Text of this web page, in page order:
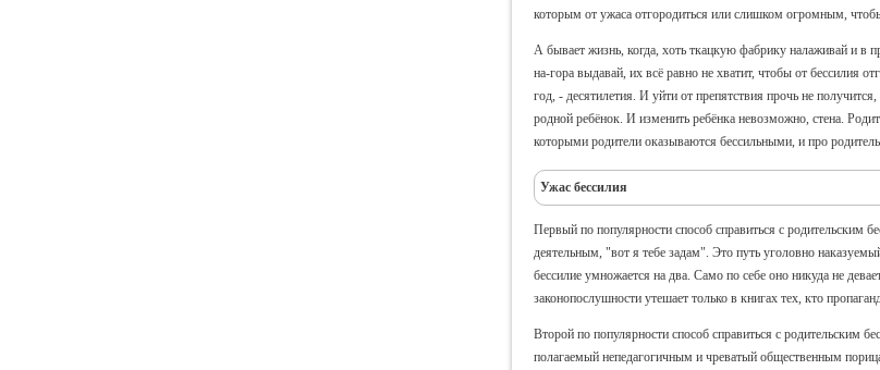
которым от ужаса отгородиться или слишком огромным,
А бывает жизнь, когда, хоть ткацкую фабрику налаживай и
на-гора выдавай, их всё равно не хватит, чтобы от бессилия
год, - десятилетия. И уйти от препятствия прочь не
родной ребёнок. И изменить ребёнка невозможно, стена.
которыми родители оказываются бессильными, и про
Ужас бессилия
Первый по популярности способ справиться с родительским
деятельным, "вот я тебе задам". Это путь уголовно
бессилие умножается на два. Само по себе оно никуда не
законопослушности утешает только в книгах тех, кто
Второй по популярности способ справиться с родительским
полагаемый непедагогичным и чреватый общественным